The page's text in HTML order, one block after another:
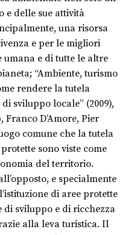
e delle sue attività
una risorsa
e per le migliori
e di tutte le altre
“Ambiente, turismo
rendere la tutela
sviluppo locale” (2009),
, Franco D’Amore, Pier
comune che la tutela
sono viste come
del territorio.
e specialmente
di aree protette
sviluppo e di ricchezza
alla leva turistica. Il